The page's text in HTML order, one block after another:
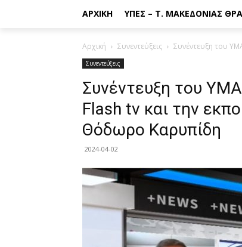
ΑΡΧΙΚΉ ΥΠΕΣ – Τ. ΜΑΚΕΔΟΝΊΑΣ
Αρχική Συνεντεύξεις Συνέντευξη του
Συνεντεύξεις
Συνέντευξη του
Flash tv και την
Θόδωρο Καρυπίδη
2024-04-02